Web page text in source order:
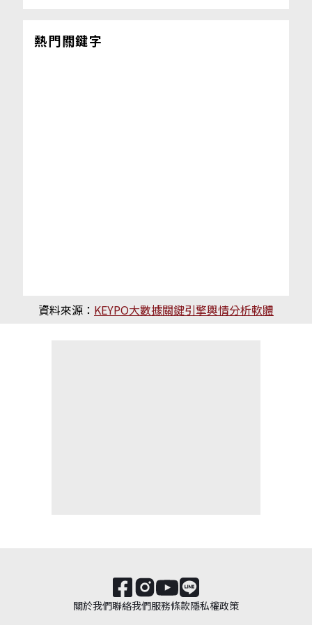
熱門關鍵字
資料來源： KEYPO大數據關鍵引擎輿情分析軟體
關於我們聯絡我們服務條款隱私權政策